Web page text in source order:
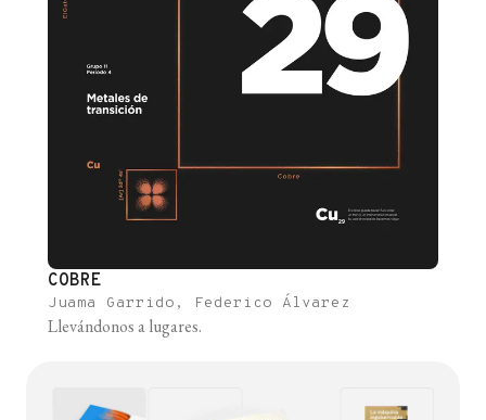
COBRE
Juama Garrido, Federico Álvarez
Llevándonos a lugares.